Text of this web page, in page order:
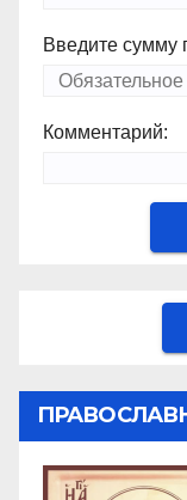
Введите сумму
Комментарий: